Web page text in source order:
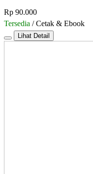
Rp 90.000
Tersedia / Cetak & Ebook
Lihat Detail